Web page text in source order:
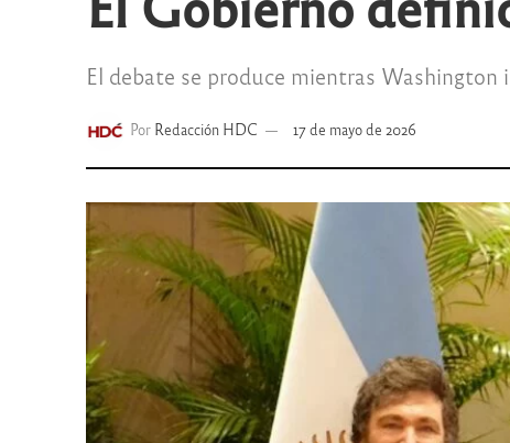
El debate se produce mientras
Por Redacción HDC 17 de mayo de 2026